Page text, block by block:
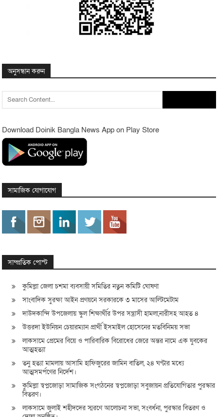
অনুসন্ধান করুন
for:
Download Doinik Bangla News App on Play Store
সামাজিক যোগাযোগ
সাম্প্রতিক পোস্ট
কুমিল্লা জেলা চশমা ব্যবসায়ী সমিতির নতুন কমিটি ঘোষণা
সাংবাদিক সুরক্ষা আইন প্রণয়নে সরকারকে ৩ মাসের আল্টিমেটাম
দাউদকান্দি উপজেলায় স্কুল শিক্ষার্থীর উপর সন্ত্রাসী হামলা,নারীসহ আহত ৪
উত্তরদা ইউনিয়ন চেয়ারম্যান প্রার্থী ইসমাইল হোসেনের মতবিনিময় সভা
লাকসামে প্রেমের বিয়ে ও পারিবারিক বিরোধের জেরে অন্তর নামে এক যুবকের
আত্মহত্যা
তনু হত্যা মামলায় আসামি হাফিজুরের জামিন বাতিল, ২৪ ঘণ্টার মধ্যে
আত্মসমর্পণের নির্দেশ।
কুমিল্লা স্বপ্নজোড়া সামাজিক সংগঠনের স্বপ্নজোড়া সবুজায়ন প্রতিযোগিতার পুরস্কার
বিতরণ।
লাকসামে জুলাই শহীদদের স্মরণে আলোচনা সভা, সংবর্ধনা, পুরস্কার বিতরণ ও